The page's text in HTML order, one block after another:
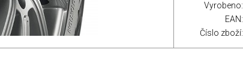
Vyrobeno:
EAN:
Číslo zboží: